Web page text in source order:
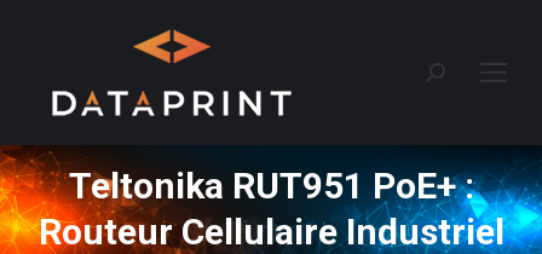
Recherche
Teltonika RUT951 PoE+ :
Routeur Cellulaire Industriel